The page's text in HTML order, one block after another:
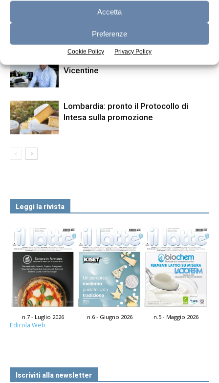
Accetta
Preferenze
Cookie Policy Privacy Policy
Dalter riceve finanziamento da Intesa
Vicentine
Lombardia: pronto il Protocollo di
Intesa sulla promozione
Leggi la rivista
n.7 - Luglio 2026 n.6 - Giugno 2026 n.5 - Maggio 2026
Edicola Web
Iscriviti alla newsletter